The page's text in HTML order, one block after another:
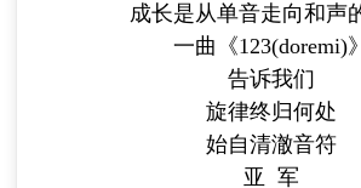
成长是从单音走向和声
一曲《123(doremi)》
告诉我们
旋律终归何处
始自清澈音符
亚 军